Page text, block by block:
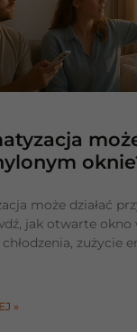
może działać
jak otwarte okno
zużycie
»